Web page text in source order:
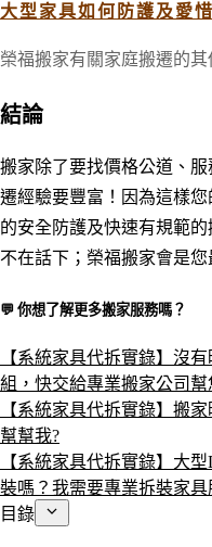
大型家具如何防護及愛
榮福搬家有關家庭搬遷的其
結論
搬家除了要找價格公道、
遷經驗要豐富！因為這樣
的安全防護及快速有規範
不在話下；榮福搬家會是您
💬 你想了解更多搬家服務嗎？​
【系統家具代拆實錄】沒
組，快交給專業搬家公司幫
【系統家具代拆實錄】搬
幫幫我?
【系統家具代拆實錄】大
裝嗎？我需要專業拆裝家
目錄